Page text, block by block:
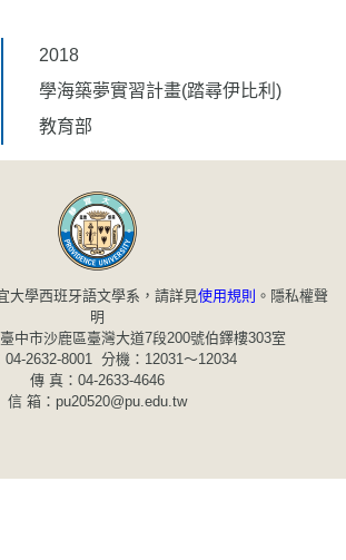
2018
學海築夢實習計畫(踏尋伊比利)
教育部
大學西班牙語文學系，請詳見使用規則 。 隱私權聲
明
中市沙鹿區臺灣大道7段200號伯鐸樓303室
04-2632-8001 分機：12031～12034
傳 真：04-2633-4646
信 箱：pu20520@pu.edu.tw